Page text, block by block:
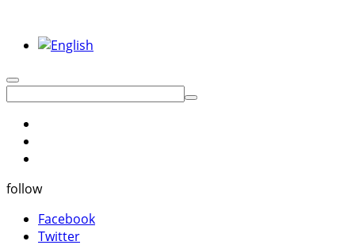
follow
Facebook
Twitter